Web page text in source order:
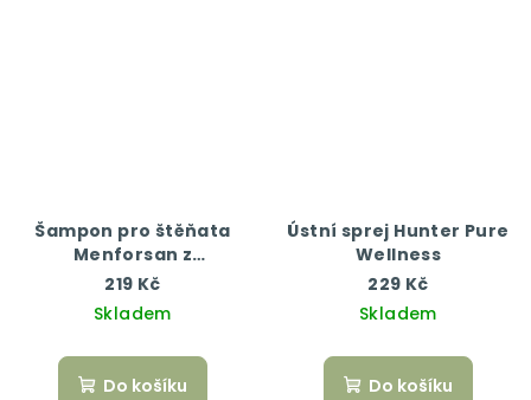
Šampon pro štěňata
Menforsan z
pšeničných klíčků 300
ml
219 Kč
Skladem
Do košíku
Ústní sprej Hunter Pure
Wellness
229 Kč
Skladem
Do košíku